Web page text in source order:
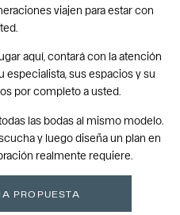
viajen para estar con
aquí, contará con la atención
especialista, sus espacios y su
por completo a usted.
las bodas al mismo modelo.
y luego diseña un plan en
realmente requiere.
PROPUESTA